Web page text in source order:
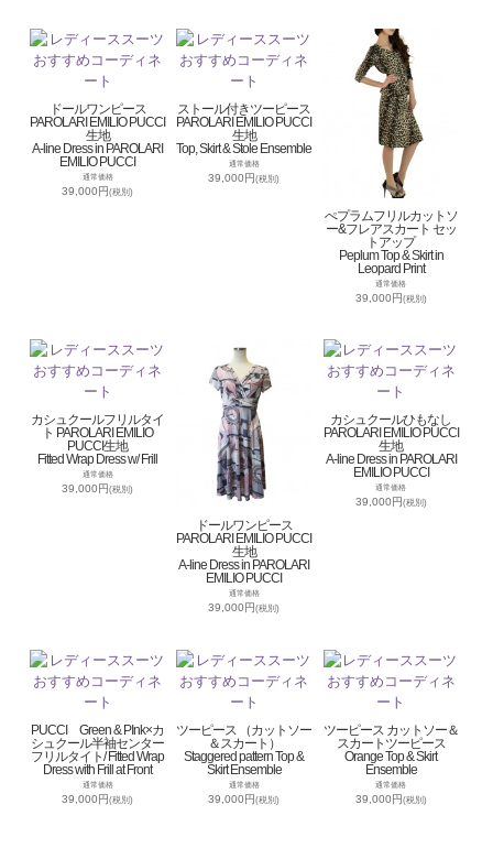
ドールワンピース
PAROLARI EMILIO PUCCI
生地
A-line Dress in PAROLARI
EMILIO PUCCI
通常価格
39,000円(税別)
ストール付きツーピース
PAROLARI EMILIO PUCCI
生地
Top, Skirt & Stole Ensemble
通常価格
39,000円(税別)
ぺプラムフリルカットソ
ー&フレアスカート セッ
トアップ
Peplum Top & Skirt in
Leopard Print
通常価格
39,000円(税別)
カシュクールフリルタイ
ト PAROLARI EMILIO
PUCCI生地
Fitted Wrap Dress w/ Frill
通常価格
39,000円(税別)
ドールワンピース
PAROLARI EMILIO PUCCI
生地
A-line Dress in PAROLARI
EMILIO PUCCI
通常価格
39,000円(税別)
カシュクールひもなし
PAROLARI EMILIO PUCCI
生地
A-line Dress in PAROLARI
EMILIO PUCCI
通常価格
39,000円(税別)
PUCCI Green & PInk×カ
シュクール半袖センター
フリルタイト/ Fitted Wrap
Dress with Frill at Front
通常価格
39,000円(税別)
ツーピース （カットソー
＆スカート）
Staggered pattern Top &
Skirt Ensemble
通常価格
39,000円(税別)
ツーピース カットソー＆
スカートツーピース
Orange Top & Skirt
Ensemble
通常価格
39,000円(税別)